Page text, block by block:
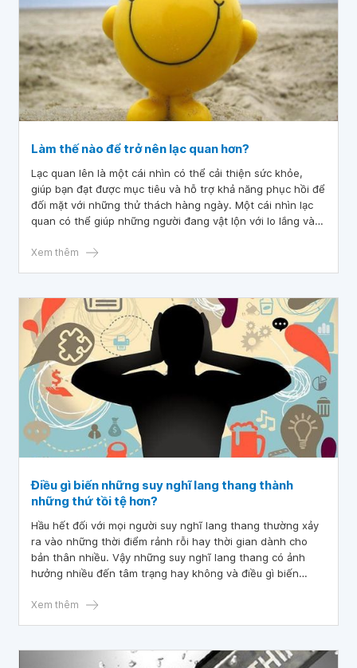
Làm thế nào để trở nên lạc quan hơn?
Lạc quan lên là một cái nhìn có thể cải thiện sức khỏe,
giúp bạn đạt được mục tiêu và hỗ trợ khả năng phục hồi để
đối mặt với những thử thách hàng ngày. Một cái nhìn lạc
quan có thể giúp những người đang vật lộn với lo lắng và
Xem thêm
Điều gì biến những suy nghĩ lang thang thành
những thứ tồi tệ hơn?
Hầu hết đối với mọi người suy nghĩ lang thang thường xảy
ra vào những thời điểm rảnh rỗi hay thời gian dành cho
bản thân nhiều. Vậy những suy nghĩ lang thang có ảnh
hưởng nhiều đến tâm trạng hay không và điều gì biến
Bài viết dưới đây sẽ tìm hiểu về vấn đề trên.
Xem thêm